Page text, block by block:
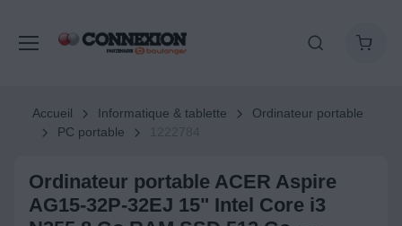
Accueil Informatique & tablette
Ordinateur portable
PC portable
Ordinateur portable ACER Aspire
AG15-32P-32EJ 15" Intel Core i3